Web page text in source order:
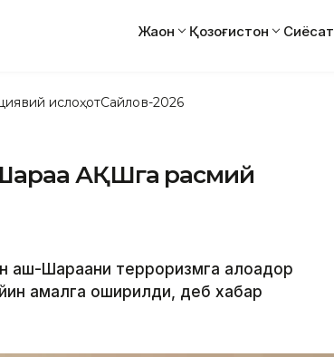
Жаҳон Қозоғистон Сиёсат
ислоҳотСайлов-2026
АҚШга расмий
аш-Шараани терроризмга алоқадор
амалга оширилди, деб хабар